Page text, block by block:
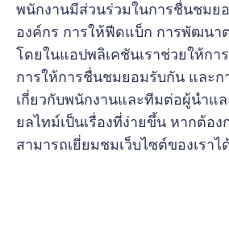
พนักงานมีส่วนร่วมในการชื่นชมย
องค์กร การให้ฟีดแบ็ก การพัฒนา
โดยในแอปพลิเคชันเราช่วยให้กา
การให้การชื่นชมยอมรับกัน และก
เกี่ยวกับพนักงานและทีมต่อผู้นำแ
ยลไทม์เป็นเรื่องที่ง่ายขึ้น หากต้อง
สามารถเยี่ยมชมเว็บไซต์ของเราไ